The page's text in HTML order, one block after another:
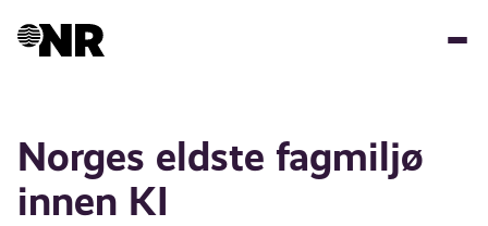
Norges eldste fagmiljø
innen KI